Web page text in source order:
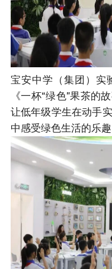
宝安中学（集团）实
《一杯“绿色”果茶的
让低年级学生在动手
中感受绿色生活的乐趣